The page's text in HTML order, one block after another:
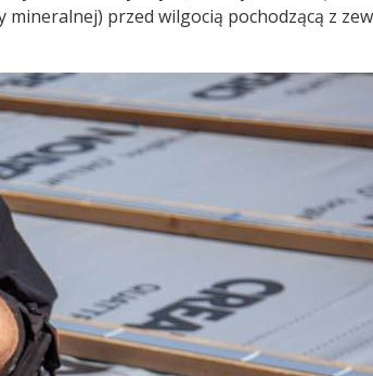
mineralnej) przed wilgocią pochodzącą z